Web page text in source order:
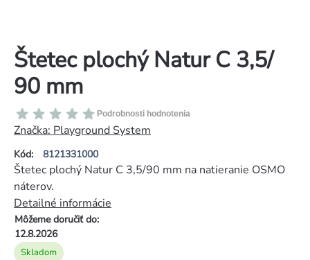
Štetec plochý Natur C 3,5/
90 mm
Kód: 8121331000
Priemerné
hodnotenie
produktu
je
0,0
z
5
hviezdičiek.
Podrobnosti hodnotenia
Značka: Playground System
Skladom
Môžeme doručiť do:
12.8.2026
Štetec plochý Natur C 3,5/90 mm na natieranie OSMO
náterov.
Detailné informácie